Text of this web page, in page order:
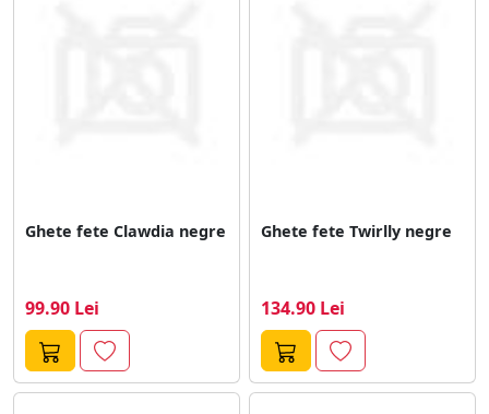
Ghete fete Clawdia negre
99.90 Lei
Ghete fete Twirlly negre
134.90 Lei